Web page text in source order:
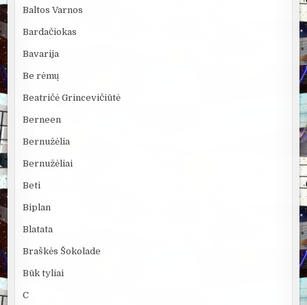
Baltos Varnos
Bardačiokas
Bavarija
Be rėmų
Beatričė Grincevičiūtė
Berneen
Bernužėlia
Bernužėliai
Beti
Biplan
Blatata
Braškės Šokolade
Būk tyliai
C